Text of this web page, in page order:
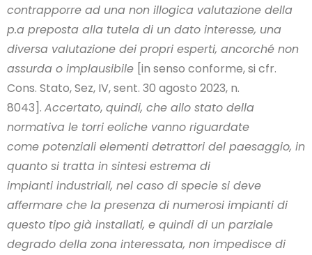
contrapporre ad una non illogica valutazione della
p.a preposta alla tutela di un dato interesse, una
diversa valutazione dei propri esperti, ancorché non
assurda o implausibile [in senso conforme, si cfr.
Cons. Stato, Sez, IV, sent. 30 agosto 2023, n.
8043]. Accertato, quindi, che allo stato della
normativa le torri eoliche vanno riguardate
come potenziali elementi detrattori del paesaggio, in
quanto si tratta in sintesi estrema di
impianti industriali, nel caso di specie si deve
affermare che la presenza di numerosi impianti di
questo tipo già installati, e quindi di un parziale
degrado della zona interessata, non impedisce di